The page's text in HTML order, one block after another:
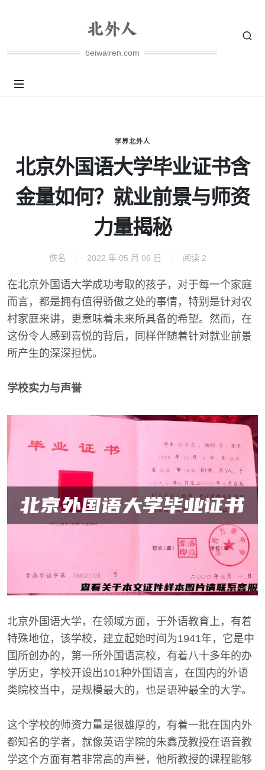
beiwairen.com
学界北外人
北京外国语大学毕业证书含
金量如何？就业前景与师资
力量揭秘
佚名 2022 年 05 月 06 日 阅读 2
在北京外国语大学成功考取的孩子，对于每一个家庭
而言，都是拥有值得骄傲之处的事情，特别是针对农
村家庭来讲，更意味着未来所具备的希望。然而，在
这份令人感到喜悦的背后，同样伴随着针对就业前景
所产生的深深担忧。
学校实力与声誉
北京外国语大学，在领域方面，于外语教育上，有着
特殊地位，该学校，建立起始时间为1941年，它是中
国所创办的，第一所外国语高校，有着八十多年的办
学历史，学校开设出101种外国语言，在国内的外语
类院校当中，是规模最大的，也是语种最全的大学。
这个学校的师资力量是很雄厚的，有着一批在国内外
都知名的学者，就像英语学院的朱鑫茂教授在语音教
学这个方面有着非常高的声誉，他所教授的课程能够